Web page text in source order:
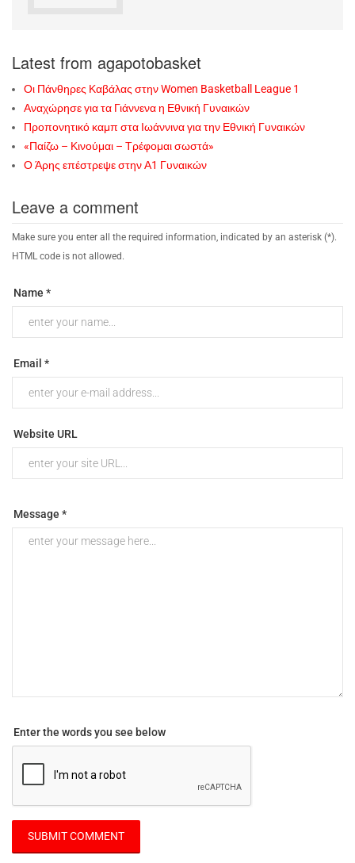
Latest from agapotobasket
Οι Πάνθηρες Καβάλας στην Women Basketball League 1
Αναχώρησε για τα Γιάννενα η Εθνική Γυναικών
Προπονητικό καμπ στα Ιωάννινα για την Εθνική Γυναικών
«Παίζω – Κινούμαι – Τρέφομαι σωστά»
Ο Άρης επέστρεψε στην Α1 Γυναικών
Leave a comment
Make sure you enter all the required information, indicated by an asterisk (*).
HTML code is not allowed.
Name *
Email *
Website URL
Message *
Enter the words you see below